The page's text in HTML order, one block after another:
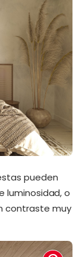
pueden
luminosidad, o
contraste muy